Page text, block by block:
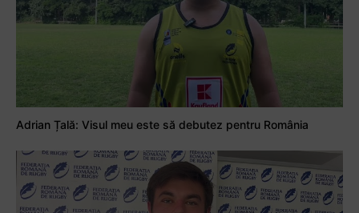
Adrian Țală: Visul meu este să debutez pentru România